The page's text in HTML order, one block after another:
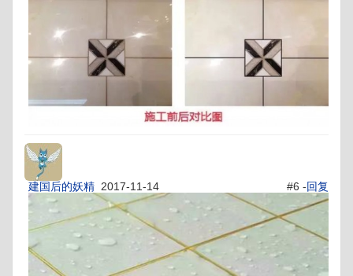
建国后的妖精 2017-11-14 #6 -回复